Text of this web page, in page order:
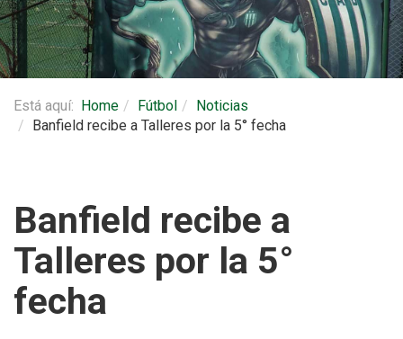
Está aquí: Home Fútbol
Noticias
Banfield recibe a Talleres por la 5° fecha
Banfield recibe a
Talleres por la 5°
fecha